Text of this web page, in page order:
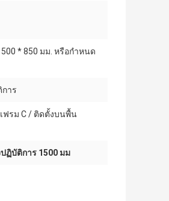
* 850 มม. หรือกำหนด
าร
เฟรม C / ติดตั้งบนพื้น
ฏิบัติการ 1500 มม